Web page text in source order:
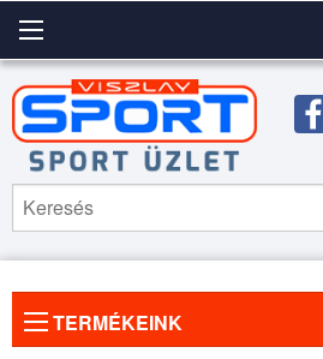
TERMÉKEINK